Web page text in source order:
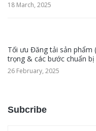
18 March, 2025
Tối ưu Đăng tải sản phẩm
trọng & các bước chuẩn bị
26 February, 2025
Subcribe